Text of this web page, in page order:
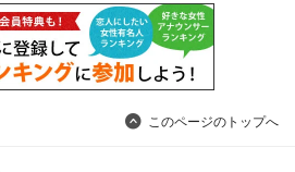
このページのトップへ